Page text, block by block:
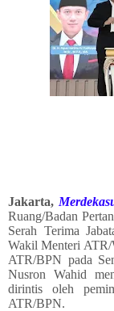
Jakarta,
Ruang/Badan
Serah Terima
Wakil Menteri
ATR/BPN pada
Nusron Wahid
dirintis oleh
ATR/BPN.